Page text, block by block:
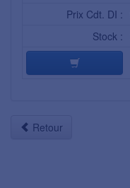
Prix Cdt. DI :
Stock :
Retour